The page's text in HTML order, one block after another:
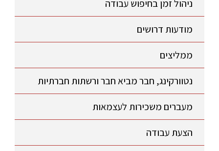
ניהול זמן בחיפוש עבודה
מודעות דרושים
ממליצים
נטוורקינג, חבר מביא חבר ורשתות חברתיות
מעברים משכירות לעצמאות
הצעת עבודה